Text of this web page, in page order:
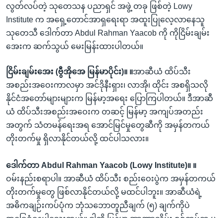
လွတ်လပ်တဲ့ သုတေသန ပညာရှင် အဖွဲ့ တခု ဖြစ်တဲ့ Lowy
Institute က အရှေ့တောင်အာရှရေးရာ အထူးပြုလေ့လာနေသူ
သုတေသီ ဒေါက်တာ Abdul Rahman Yaacob ကို ကိုငြိမ်းချမ်း
အေးက ဆက်သွယ် မေးမြန်းထားပါတယ်။
ငြိမ်းချမ်းအေး (ဗွီအိုအေ မြန်မာပိုင်း)။ ။အာဆီယံ ထိပ်သီး
အစည်းအဝေးကာလမှာ အင်ဒိုနီးရှား၊ လာအို၊ ထိုင်း အစရှိသလို
နိုင်ငံအတော်များများက မြန်မာ့အရေး ပြောကြပါတယ်။ ဒီအာဆီ
ယံ ထိပ်သီးအစည်းအဝေးက တဆင့် မြန်မာ့ အကျပ်အတည်း
အတွက် သံတမန်ရေးအရ အောင်မြင်မှုတွေဆီကို အမှန်တကယ်
တိုးတက်မှု ရှိလာနိုင်တယ်လို့ ထင်ပါသလား။
ဒေါက်တာ Abdul Rahman Yaacob (Lowy Institute)။ ။
ဝမ်းနည်းစရာပါ။ အာဆီယံ ထိပ်သီး စည်းဝေးပွဲက အမှန်တကယ်
တိုးတက်မှုတွေ ဖြစ်လာနိုင်တယ်လို့ မထင်ပါဘူး။ အာဆီယံရဲ့
အဓိကချဉ်းကပ်ပုံက ဘုံသဘောတူညီချက် (၅) ချက်ကိုပဲ